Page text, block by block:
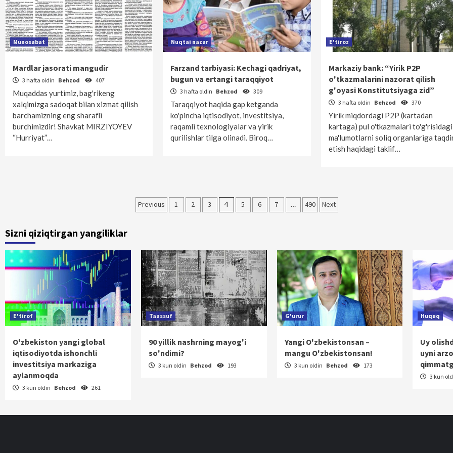
Munosabat
Mardlar jasorati mangudir
3 hafta oldin Behzod 407
Muqaddas yurtimiz, bag'rikeng
xalqimizga sadoqat bilan xizmat qilish
barchamizning eng sharafli
burchimizdir! Shavkat MIRZIYOYEV
“Hurriyat”…
Nuqtai nazar
Farzand tarbiyasi: Kechagi qadriyat,
bugun va ertangi taraqqiyot
3 hafta oldin Behzod 309
Taraqqiyot haqida gap ketganda
ko'pincha iqtisodiyot, investitsiya,
raqamli texnologiyalar va yirik
qurilishlar tilga olinadi. Biroq…
E'tiroz
Markaziy bank: “Yirik P2P
o'tkazmalarini nazorat qilish
g'oyasi Konstitutsiyaga zid”
3 hafta oldin Behzod 370
Yirik miqdordagi P2P (kartadan
kartaga) pul o'tkazmalari to'g'risidagi
ma'lumotlarni soliq organlariga
etish haqidagi taklif…
Maqolalar
Previous 1 2 3 4 5 6 7 … 490 Next
Sizni qiziqtirgan yangiliklar
E'tirof
O'zbekiston yangi global
iqtisodiyotda ishonchli
investitsiya markaziga
aylanmoqda
3 kun oldin Behzod 261
Taassuf
90 yillik nashrning mayog'i
so'ndimi?
3 kun oldin Behzod 193
G'urur
Yangi O'zbekistonsan –
mangu O'zbekistonsan!
3 kun oldin Behzod 173
Huquq
Uy
uyni
3 kun